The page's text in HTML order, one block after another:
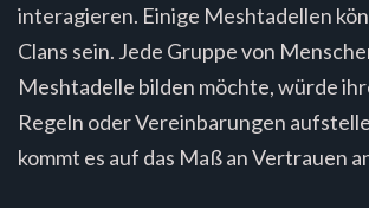
interagieren. Einige Meshtadellen
Clans sein. Jede Gruppe von
Meshtadelle bilden möchte, würde
Regeln oder Vereinbarungen
kommt es auf das Maß an Vertrauen